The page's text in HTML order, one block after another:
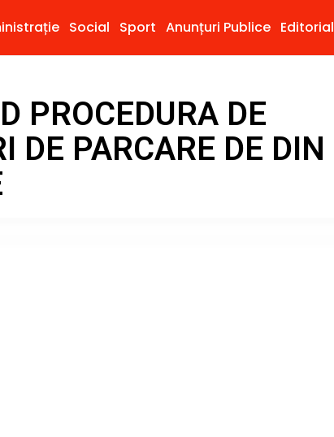
Social Sport Anunțuri Publice Editorial
PROCEDURA DE
DE PARCARE DE DIN